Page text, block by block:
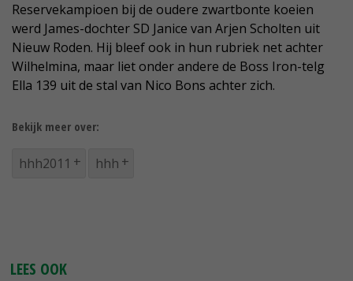
Reservekampioen bij de oudere zwartbonte koeien
werd James-dochter SD Janice van Arjen Scholten uit
Nieuw Roden. Hij bleef ook in hun rubriek net achter
Wilhelmina, maar liet onder andere de Boss Iron-telg
Ella 139 uit de stal van Nico Bons achter zich.
Bekijk meer over:
hhh2011 hhh
LEES OOK